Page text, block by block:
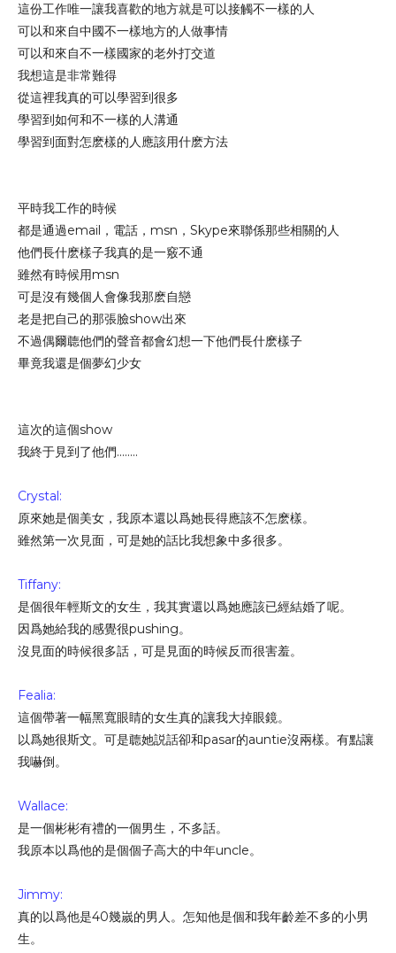
這份工作唯一讓我喜歡的地方就是可以接觸不一樣的人
可以和來自中國不一樣地方的人做事情
可以和來自不一樣國家的老外打交道
我想這是非常難得
從這裡我真的可以學習到很多
學習到如何和不一樣的人溝通
學習到面對怎麽樣的人應該用什麽方法
平時我工作的時候
都是通過email，電話，msn，Skype來聯係那些相關的人
他們長什麽樣子我真的是一竅不通
雖然有時候用msn
可是沒有幾個人會像我那麽自戀
老是把自己的那張臉show出來
不過偶爾聼他們的聲音都會幻想一下他們長什麽樣子
畢竟我還是個夢幻少女
這次的這個show
我終于見到了他們........
Crystal:
原來她是個美女，我原本還以爲她長得應該不怎麽樣。
雖然第一次見面，可是她的話比我想象中多很多。
Tiffany:
是個很年輕斯文的女生，我其實還以爲她應該已經結婚了呢。
因爲她給我的感覺很pushing。
沒見面的時候很多話，可是見面的時候反而很害羞。
Fealia:
這個帶著一幅黑寬眼睛的女生真的讓我大掉眼鏡。
以爲她很斯文。可是聼她説話卻和pasar的auntie沒兩樣。有點讓
我嚇倒。
Wallace:
是一個彬彬有禮的一個男生，不多話。
我原本以爲他的是個個子高大的中年uncle。
Jimmy:
真的以爲他是40幾嵗的男人。怎知他是個和我年齡差不多的小男
生。